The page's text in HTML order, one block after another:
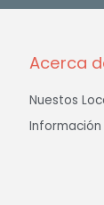
Acerca
Nuestos